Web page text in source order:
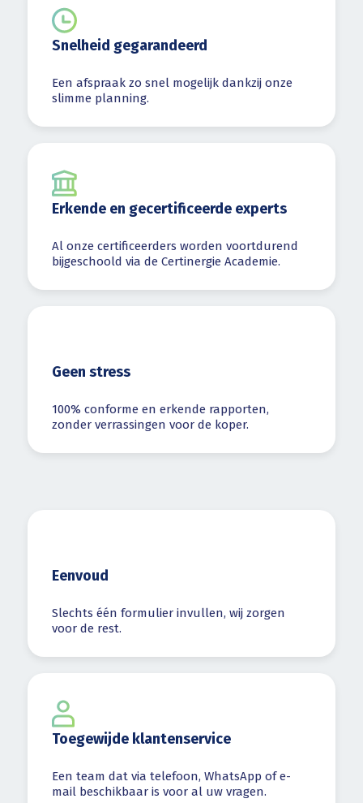
Snelheid gegarandeerd
Een afspraak zo snel mogelijk dankzij onze
slimme planning.
Erkende en gecertificeerde experts
Al onze certificeerders worden voortdurend
bijgeschoold via de Certinergie Academie.
Geen stress
100% conforme en erkende rapporten,
zonder verrassingen voor de koper.
Eenvoud
Slechts één formulier invullen, wij zorgen
voor de rest.
Toegewijde klantenservice
Een team dat via telefoon, WhatsApp of e-
mail beschikbaar is voor al uw vragen.